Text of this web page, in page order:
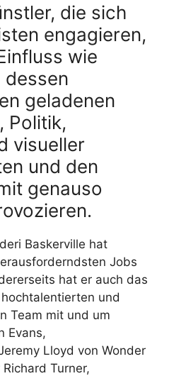
die sich
engagieren,
wie
dessen
geladenen
Politik,
visueller
und den
genauso
Baskerville hat
Jobs
hat er auch das
und
Team mit und um
Evans,
Lloyd von Wonder
Turner,